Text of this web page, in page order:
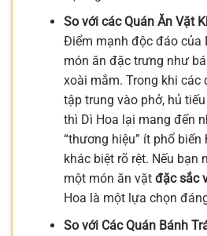
So với các Quán Ăn Vặt
Điểm mạnh độc đáo của
món ăn đặc trưng như
xoài mắm. Trong khi các
tập trung vào phở, hủ
thì Dì Hoa lại mang đến
“thương hiệu” ít phổ biến
khác biệt rõ rệt. Nếu bạn
một món ăn vặt đặc sắc
Hoa là một lựa chọn
So với Các Quán Bánh